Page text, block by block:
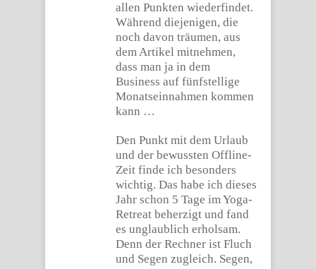
allen Punkten wiederfindet.
Während diejenigen, die
noch davon träumen, aus
dem Artikel mitnehmen,
dass man ja in dem
Business auf fünfstellige
Monatseinnahmen kommen
kann …
Den Punkt mit dem Urlaub
und der bewussten Offline-
Zeit finde ich besonders
wichtig. Das habe ich dieses
Jahr schon 5 Tage im Yoga-
Retreat beherzigt und fand
es unglaublich erholsam.
Denn der Rechner ist Fluch
und Segen zugleich. Segen,